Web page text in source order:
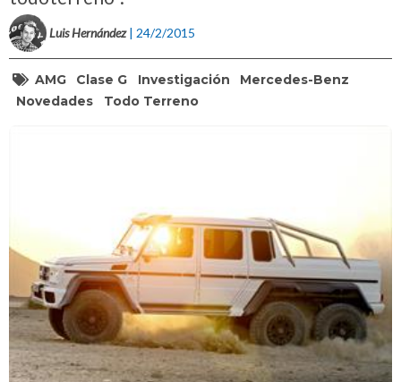
Luis Hernández | 24/2/2015
AMG Clase G Investigación
Mercedes-Benz
Novedades
Todo Terreno